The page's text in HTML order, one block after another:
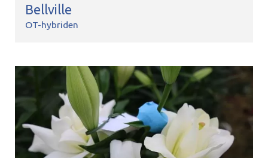
Bellville
OT-hybriden